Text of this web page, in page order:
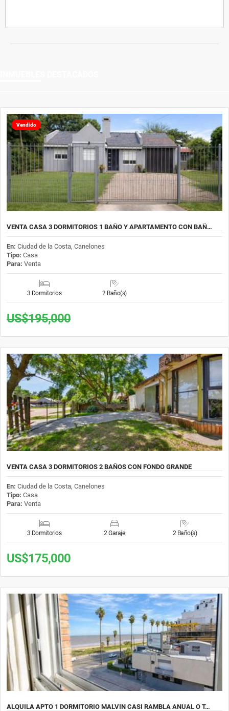
Vendido
VENTA CASA 3 DORMITORIOS 1 BAÑO Y APARTAMENTO CON BAÑ…
En: Ciudad de la Costa, Canelones
Tipo: Casa
Para: Venta
3 Dormitorios 2 Baño(s)
US$195,000
VENTA CASA 3 DORMITORIOS 2 BAÑOS CON FONDO GRANDE
En: Ciudad de la Costa, Canelones
Tipo: Casa
Para: Venta
3 Dormitorios 2 Garaje 2 Baño(s)
US$175,000
ALQUILA APTO 1 DORMITORIO MALVIN CASI RAMBLA ANUAL O T…